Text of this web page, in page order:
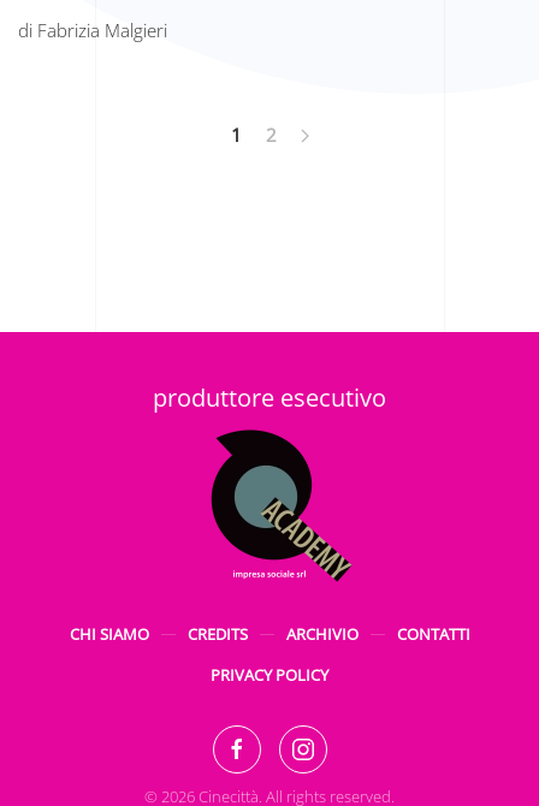
di Fabrizia Malgieri
1 2
produttore esecutivo
CHI SIAMO CREDITS ARCHIVIO
CONTATTI
PRIVACY POLICY
©2026Cinecittà. All rights reserved.